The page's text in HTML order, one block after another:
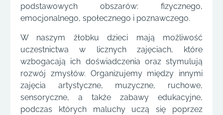
podstawowych obszarów: fizycznego,
emocjonalnego, społecznego i poznawczego.
W naszym żłobku dzieci mają możliwość
uczestnictwa w licznych zajęciach, które
wzbogacają ich doświadczenia oraz stymulują
rozwój zmysłów. Organizujemy między innymi
zajęcia artystyczne, muzyczne, ruchowe,
sensoryczne, a także zabawy edukacyjne,
podczas których maluchy uczą się poprzez